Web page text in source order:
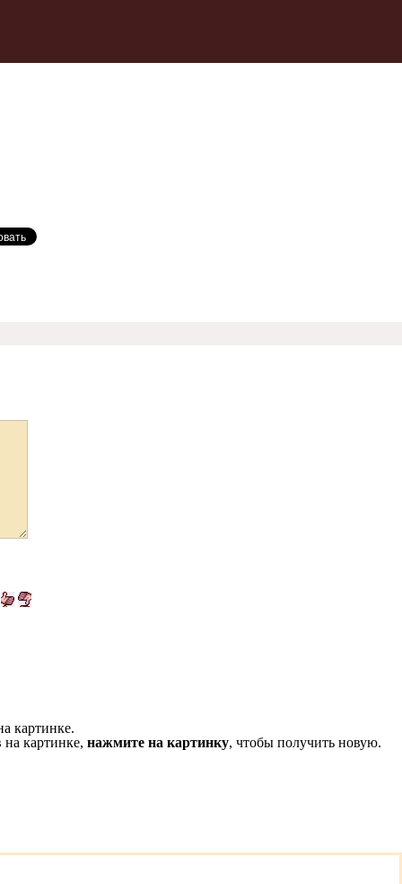
картинке.
картинке, нажмите на картинку, чтобы получить новую.